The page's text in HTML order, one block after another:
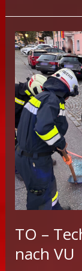
Gemeinde
Sooß
TO –
nach VU